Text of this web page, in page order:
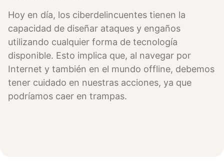
Hoy en día, los ciberdelincuentes tienen la
capacidad de diseñar ataques y engaños
utilizando cualquier forma de tecnología
disponible. Esto implica que, al navegar por
Internet y también en el mundo offline, debemos
tener cuidado en nuestras acciones, ya que
podríamos caer en trampas.